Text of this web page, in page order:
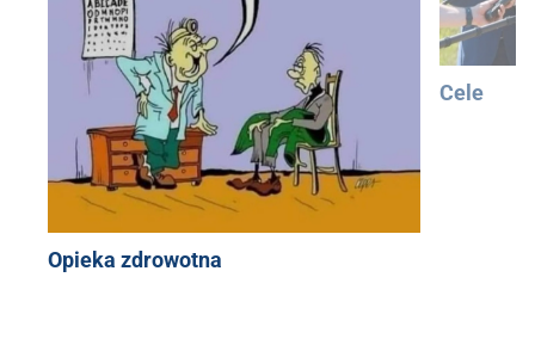
Opieka zdrowotna
Cele